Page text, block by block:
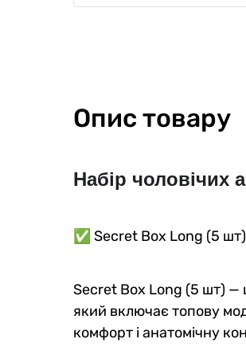
Опис товару
Набір чоловічих
✅ Secret Box Long (5
Secret Box Long (5 шт) —
який включає топову
комфорт і анатомічну